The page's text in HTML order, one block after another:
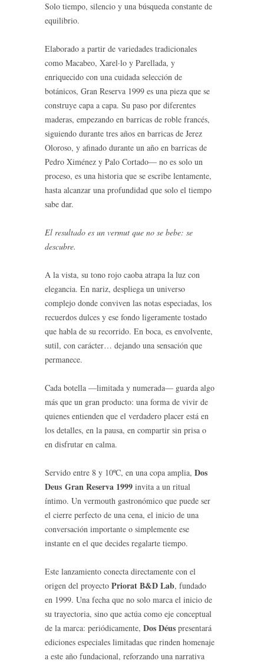
Solo tiempo, silencio y una búsqueda constante de
equilibrio.
Elaborado a partir de variedades tradicionales
como Macabeo, Xarel·lo y Parellada, y
enriquecido con una cuidada selección de
botánicos, Gran Reserva 1999 es una pieza que se
construye capa a capa. Su paso por diferentes
maderas, empezando en barricas de roble francés,
siguiendo durante tres años en barricas de Jerez
Oloroso, y afinado durante un año en barricas de
Pedro Ximénez y Palo Cortado— no es solo un
proceso, es una historia que se escribe lentamente,
hasta alcanzar una profundidad que solo el tiempo
sabe dar.
El resultado es un vermut que no se bebe: se
descubre.
A la vista, su tono rojo caoba atrapa la luz con
elegancia. En nariz, despliega un universo
complejo donde conviven las notas especiadas, los
recuerdos dulces y ese fondo ligeramente tostado
que habla de su recorrido. En boca, es envolvente,
sutil, con carácter… dejando una sensación que
permanece.
Cada botella —limitada y numerada— guarda algo
más que un gran producto: una forma de vivir de
quienes entienden que el verdadero placer está en
los detalles, en la pausa, en compartir sin prisa o
en disfrutar en calma.
Servido entre 8 y 10ºC, en una copa amplia, Dos
Deus Gran Reserva 1999 invita a un ritual
íntimo. Un vermouth gastronómico que puede ser
el cierre perfecto de una cena, el inicio de una
conversación importante o simplemente ese
instante en el que decides regalarte tiempo.
Este lanzamiento conecta directamente con el
origen del proyecto Priorat B&D Lab, fundado
en 1999. Una fecha que no solo marca el inicio de
su trayectoria, sino que actúa como eje conceptual
de la marca: periódicamente, Dos Déus presentará
ediciones especiales limitadas que rinden homenaje
a este año fundacional, reforzando una narrativa